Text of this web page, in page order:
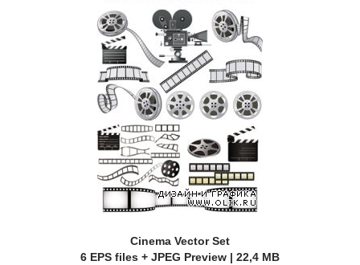
Cinema Vector Set
6 EPS files + JPEG Preview | 22,4 MB